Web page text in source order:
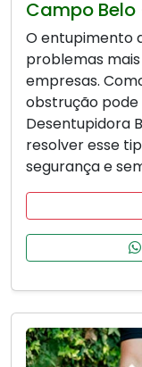
Campo Belo
O entupimento
problemas
empresas.
obstrução
Desentupidora
resolver esse
segurança e